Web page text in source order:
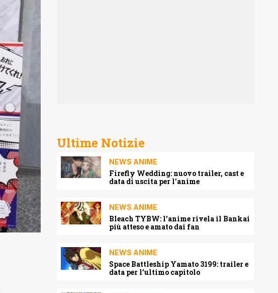
Ultime Notizie
NEWS ANIME
Firefly Wedding: nuovo trailer, cast e
data di uscita per l’anime
NEWS ANIME
Bleach TYBW: l’anime rivela il Bankai
più atteso e amato dai fan
NEWS ANIME
Space Battleship Yamato 3199: trailer e
data per l’ultimo capitolo